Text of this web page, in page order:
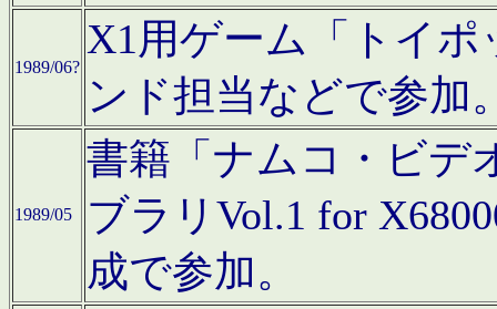
1989/06?
X1用ゲーム「トイ
ンド担当などで参加
1989/05
書籍「ナムコ・ビデ
ブラリVol.1 for
成で参加。